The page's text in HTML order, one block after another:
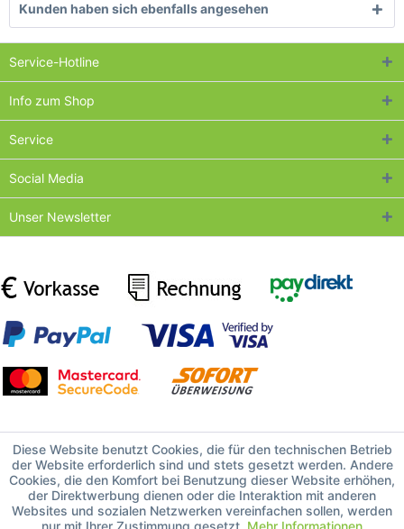
Kunden haben sich ebenfalls angesehen
Service-Hotline
Info zum Shop
Service
Social Media
Unser Newsletter
Diese Website benutzt Cookies, die für den technischen Betrieb
der Website erforderlich sind und stets gesetzt werden. Andere
Cookies, die den Komfort bei Benutzung dieser Website erhöhen,
der Direktwerbung dienen oder die Interaktion mit anderen
Websites und sozialen Netzwerken vereinfachen sollen, werden
nur mit Ihrer Zustimmung gesetzt. Mehr Informationen